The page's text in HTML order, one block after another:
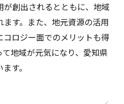
創出されるとともに、地域
す。また、地元資源の活用
ロジー面でのメリットも得
地域が元気になり、愛知県
す。